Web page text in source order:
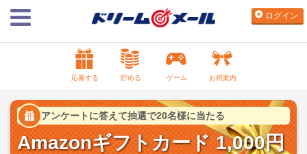
ログイン
応募する 貯める ゲーム お得案内
アンケートに答えて抽選で20名様に当たる
Amazonギフトカード 1,000円